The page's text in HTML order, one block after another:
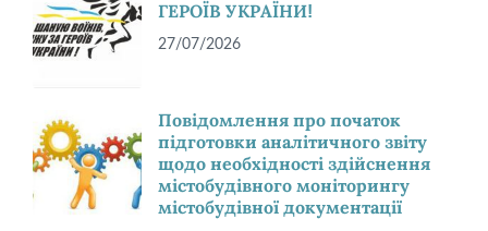
ГЕРОЇВ УКРАЇНИ!
27/07/2026
Повідомлення про початок
підготовки аналітичного звіту
щодо необхідності здійснення
містобудівного моніторингу
містобудівної документації